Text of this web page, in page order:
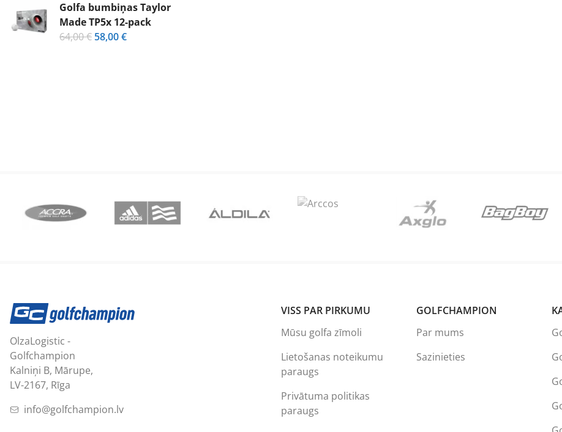
Golfa bumbiņas Taylor
Made TP5x 12-pack
64,00€ Original
58,00€Current
OlzaLogistic -
Golfchampion
Kalniņi B, Mārupe,
LV-2167, Rīga
info@golfchampion.lv
VISS PAR PIRKUMU
Mūsu golfa zīmoli
Lietošanas noteikumu
paraugs
Privātuma politikas
paraugs
GOLFCHAMPION
Par mums
Sazinieties